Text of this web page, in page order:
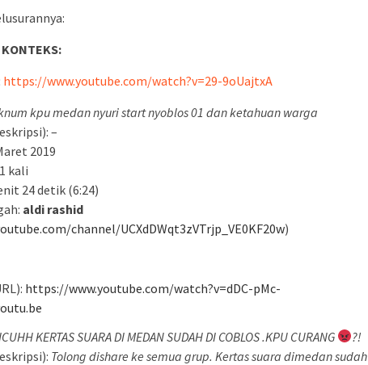
KONTEKS:
https://www.youtube.com/watch?v=29-9oUajtxA
kpu medan nyuri start nyoblos 01 dan ketahuan warga
–
2019
kali
24 detik (6:24)
aldi rashid
channel/UCXdDWqt3zVTrjp_VE0KF20w)
https://www.youtube.com/watch?v=dDC-pMc-
KERTAS SUARA DI MEDAN SUDAH DI COBLOS .KPU CURANG
?!
Tolong dishare ke semua grup. Kertas suara dimedan sudah